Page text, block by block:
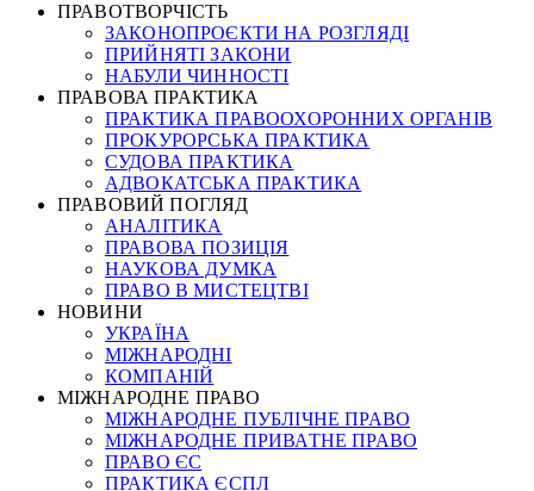
ПРАВОТВОРЧІСТЬ
ЗАКОНОПРОЄКТИ НА РОЗГЛЯДІ
ПРИЙНЯТІ ЗАКОНИ
НАБУЛИ ЧИННОСТІ
ПРАВОВА ПРАКТИКА
ПРАКТИКА ПРАВООХОРОННИХ ОРГАНІВ
ПРОКУРОРСЬКА ПРАКТИКА
СУДОВА ПРАКТИКА
АДВОКАТСЬКА ПРАКТИКА
ПРАВОВИЙ ПОГЛЯД
АНАЛІТИКА
ПРАВОВА ПОЗИЦІЯ
НАУКОВА ДУМКА
ПРАВО В МИСТЕЦТВІ
НОВИНИ
УКРАЇНА
МІЖНАРОДНІ
КОМПАНІЙ
МІЖНАРОДНЕ ПРАВО
МІЖНАРОДНЕ ПУБЛІЧНЕ ПРАВО
МІЖНАРОДНЕ ПРИВАТНЕ ПРАВО
ПРАВО ЄС
ПРАКТИКА ЄСПЛ